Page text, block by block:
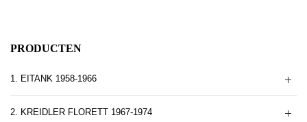
PRODUCTEN
1. EITANK 1958-1966
2. KREIDLER FLORETT 1967-1974